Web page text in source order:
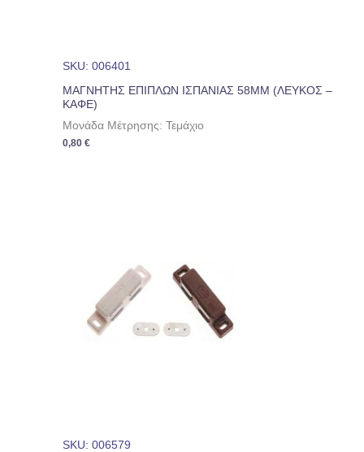
SKU: 006401
ΜΑΓΝΗΤΗΣ ΕΠΙΠΛΩΝ ΙΣΠΑΝΙΑΣ 58ΜΜ (ΛΕΥΚΟΣ –
ΚΑΦΕ)
Μονάδα Μέτρησης: Τεμάχιο
0,80€
SKU: 006579